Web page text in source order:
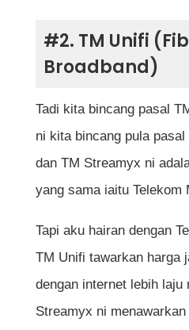
#2. TM Unifi
Broadband)
Tadi kita bincang pasal
ni kita bincang pula
dan TM Streamyx ni
yang sama iaitu Telekom
Tapi aku hairan dengan
TM Unifi tawarkan harga
dengan internet lebih laju
Streamyx ni